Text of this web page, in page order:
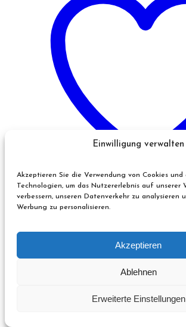
Einwilligung verwalten
Akzeptieren Sie die Verwendung von Cookies und
Technologien, um das Nutzererlebnis auf unserer
verbessern, unseren Datenverkehr zu analysieren
Werbung zu personalisieren.
Akzeptieren
Ablehnen
Erweiterte Einstellungen
Auf die Wunschliste
Pergola “elektrisch mit
Ausführung wählen